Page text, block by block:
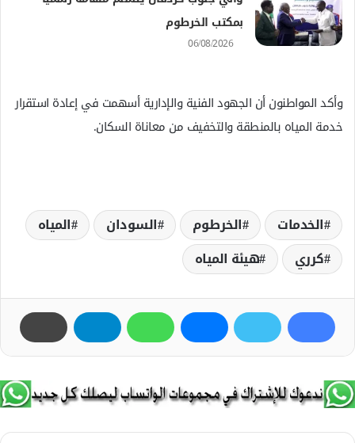
بمكتب الخرطوم
06/08/2026
وأكد المواطنون أن الجهود الفنية والإدارية أسهمت في إعادة استقرار
خدمة المياه بالمنطقة والتخفيف من معاناة السكان.
الخدمات الخرطوم السودان
المياه
كرري
هيئة المياه